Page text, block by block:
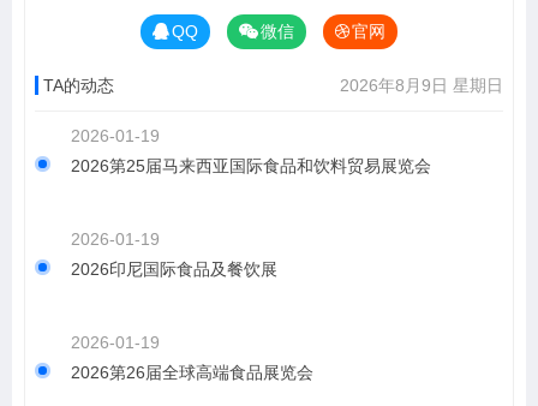
QQ 微信 官网
TA的动态 2026年8月9日 星期日
2026-01-19
2026第25届马来西亚国际食品和饮料贸易展览会
2026-01-19
2026印尼国际食品及餐饮展
2026-01-19
2026第26届全球高端食品展览会